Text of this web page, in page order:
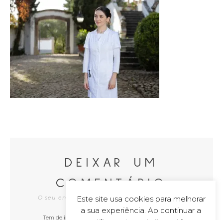
DEIXAR UM
COMENTÁRIO
O seu endereço de e-mail não será publicado
Tem de iniciar a sessãopara publicar um comentário.
Este site usa cookies para melhorar
a sua experiência. Ao continuar a